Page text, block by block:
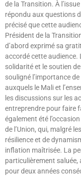
de la Transition. À
répondu aux questions
précisé que cette
Président de la
d’abord exprimé sa
accordé cette audience.
solidarité et le soutien
souligné l’importance
auxquels le Mali et
les discussions sur les
entreprendre pour faire
également été
de l’Union, qui, malgré
résilience et de
inflation maîtrisée. La
particulièrement saluée,
pour deux années